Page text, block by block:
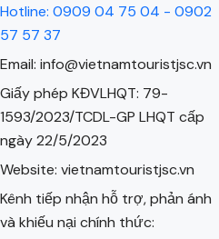
Hotline: 0909 04 75 04 - 0902
57 57 37
Email: info@vietnamtouristjsc.vn
Giấy phép KĐVLHQT: 79-
1593/2023/TCDL-GP LHQT cấp
ngày 22/5/2023
Website: vietnamtouristjsc.vn
Kênh tiếp nhận hỗ trợ, phản ánh
và khiếu nại chính thức: